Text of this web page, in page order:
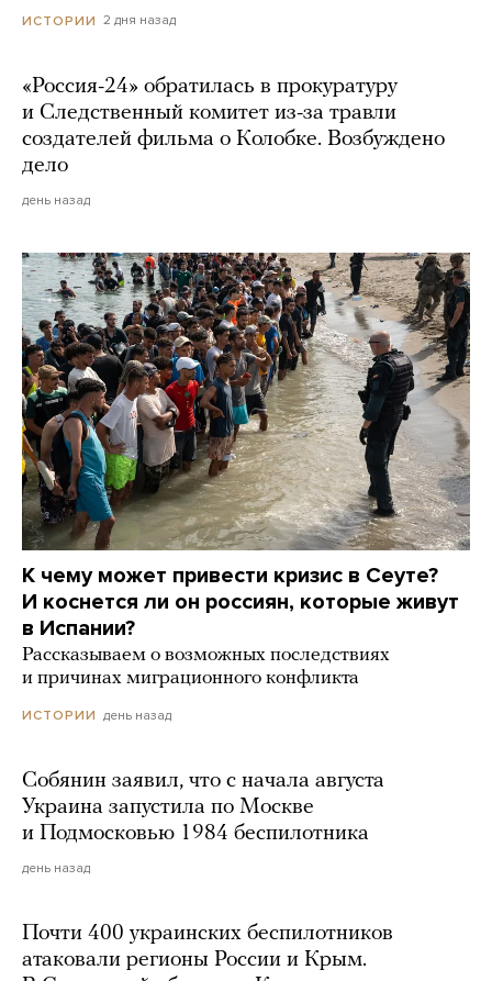
ИСТОРИИ 2 дня назад
«Россия-24» обратилась в прокуратуру
и Следственный комитет из-за травли
создателей фильма о Колобке. Возбуждено
дело
день назад
К чему может привести кризис в Сеуте?
И коснется ли он россиян, которые живут
в Испании?
Рассказываем о возможных последствиях
и причинах миграционного конфликта
ИСТОРИИ день назад
Собянин заявил, что с начала августа
Украина запустила по Москве
и Подмосковью 1984 беспилотника
день назад
Почти 400 украинских беспилотников
атаковали регионы России и Крым.